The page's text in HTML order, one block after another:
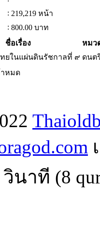
: 219,219 หน้า
: 800.00 บาท
ชื่อเรื่อง
หมว
ทยในแผ่นดินรัชกาลที่ ๙ ดนต
หมด
วินาที (8